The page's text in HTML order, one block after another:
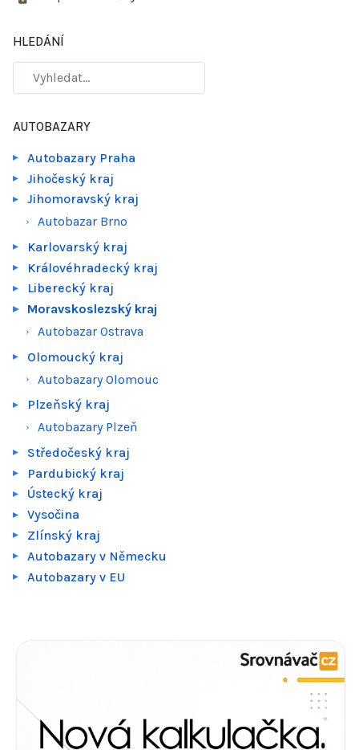
HLEDÁNÍ
AUTOBAZARY
Autobazary Praha
Jihočeský kraj
Jihomoravský kraj
Autobazar Brno
Karlovarský kraj
Královéhradecký kraj
Liberecký kraj
Moravskoslezský kraj
Autobazar Ostrava
Olomoucký kraj
Autobazary Olomouc
Plzeňský kraj
Autobazary Plzeň
Středočeský kraj
Pardubický kraj
Ústecký kraj
Vysočina
Zlínský kraj
Autobazary v Německu
Autobazary v EU